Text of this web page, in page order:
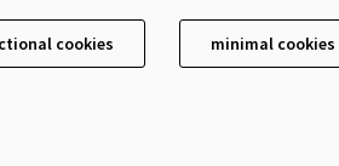
cookies minimal cookies